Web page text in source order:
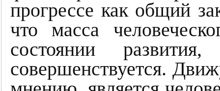
прогрессе как общий
что масса
состоянии
совершенствуется.